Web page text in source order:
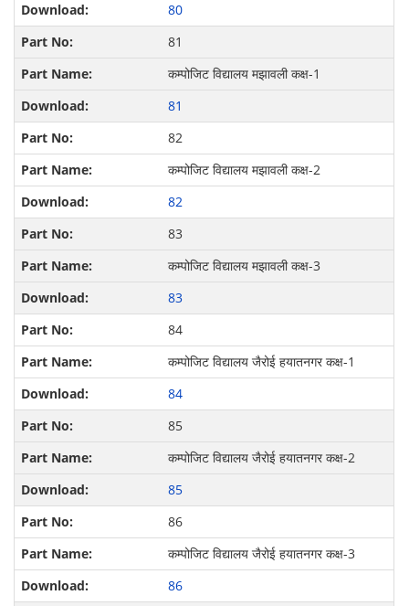
80
81
कम्पोजिट विद्यालय मझावली कक्ष-1
81
82
कम्पोजिट विद्यालय मझावली कक्ष-2
82
83
कम्पोजिट विद्यालय मझावली कक्ष-3
83
84
कम्पोजिट विद्यालय जैरोई हयातनगर कक्ष-1
84
85
कम्पोजिट विद्यालय जैरोई हयातनगर कक्ष-2
85
86
कम्पोजिट विद्यालय जैरोई हयातनगर कक्ष-3
86